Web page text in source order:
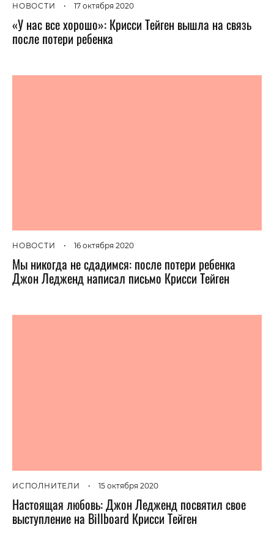
НОВОСТИ • 17 октября 2020
«У нас все хорошо»: Крисси Тейген вышла на связь
после потери ребенка
НОВОСТИ • 16 октября 2020
Мы никогда не сдадимся: после потери ребенка
Джон Ледженд написал письмо Крисси Тейген
ИСПОЛНИТЕЛИ • 15 октября 2020
Настоящая любовь: Джон Ледженд посвятил свое
выступление на Billboard Крисси Тейген